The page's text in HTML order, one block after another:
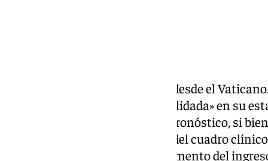
Buenas noticias las que llegan desde el
presentado una mejoría «consolidada» en su
decidido este lunes disolver el pronóstico, si
días más» dada la complejidad del cuadro
infeccioso presentado en el momento del